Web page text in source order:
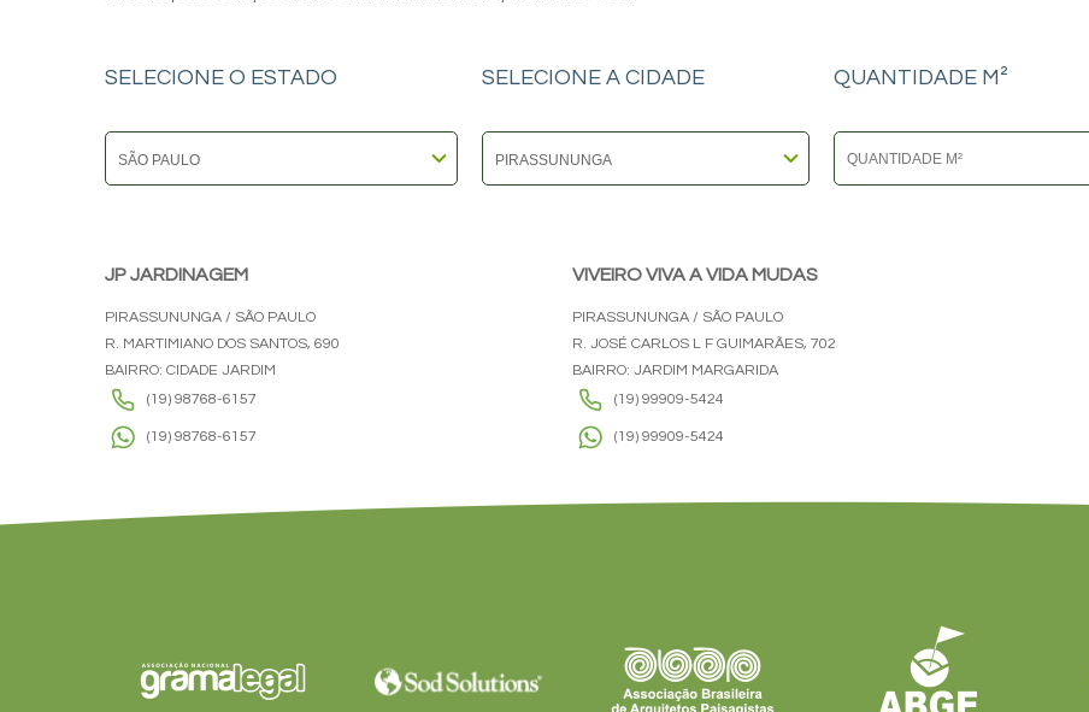
SELECIONE O ESTADO SELECIONE A CIDADE QUANTIDADE M²
JP JARDINAGEM
PIRASSUNUNGA / SÃO PAULO
R. MARTIMIANO DOS SANTOS, 690
BAIRRO: CIDADE JARDIM
(19) 98768-6157
(19) 98768-6157
VIVEIRO VIVA A VIDA MUDAS
PIRASSUNUNGA / SÃO PAULO
R. JOSÉ CARLOS L F GUIMARÃES, 702
BAIRRO: JARDIM MARGARIDA
(19) 99909-5424
(19) 99909-5424